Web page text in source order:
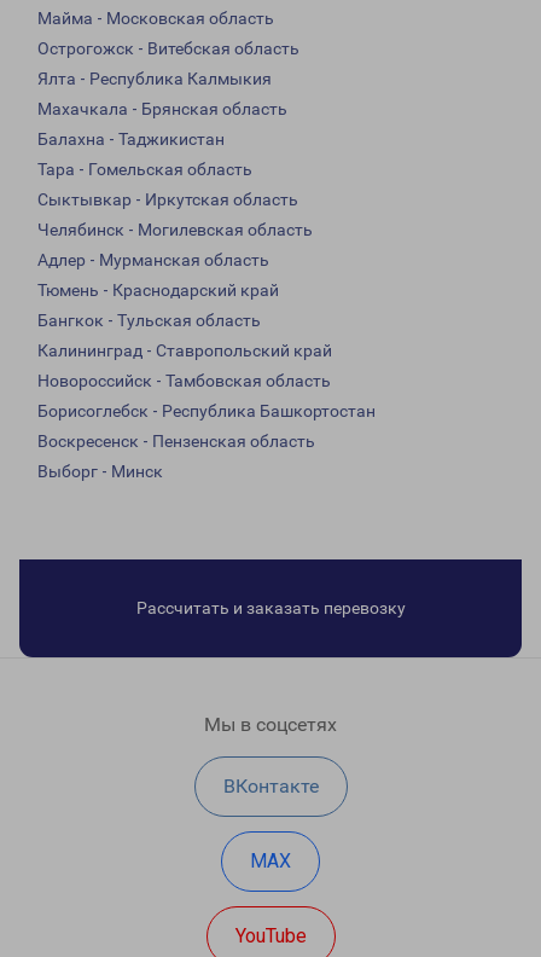
Майма - Московская область
Острогожск - Витебская область
Ялта - Республика Калмыкия
Махачкала - Брянская область
Балахна - Таджикистан
Тара - Гомельская область
Сыктывкар - Иркутская область
Челябинск - Могилевская область
Адлер - Мурманская область
Тюмень - Краснодарский край
Бангкок - Тульская область
Калининград - Ставропольский край
Новороссийск - Тамбовская область
Борисоглебск - Республика Башкортостан
Воскресенск - Пензенская область
Выборг - Минск
Рассчитать и заказать перевозку
Мы в соцсетях
ВКонтакте
MAX
YouTube